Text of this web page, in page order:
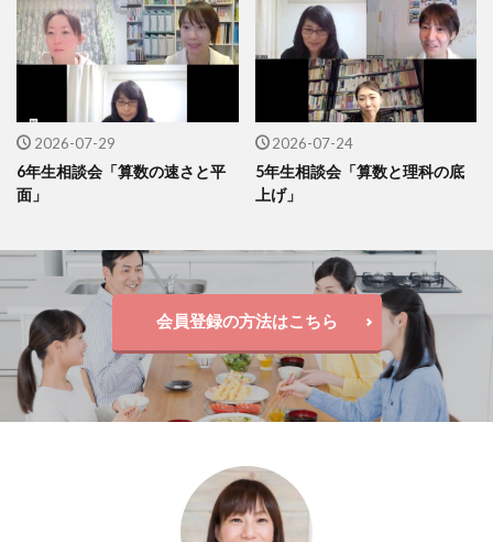
2026-07-29
6年生相談会「算数の速さと平
面」
2026-07-24
5年生相談会「算数と理科の底
上げ」
会員登録の方法はこちら